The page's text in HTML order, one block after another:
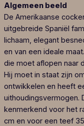
Algemeen beeld
De Amerikaanse
uitgebreide Spaniël
lichaam, elegant
en van een ideale
die moet aflopen naar
Hij moet in staat zijn
ontwikkelen en heeft
uithoudingsvermogen.
kenmerkend voor het
cm en voor een teef